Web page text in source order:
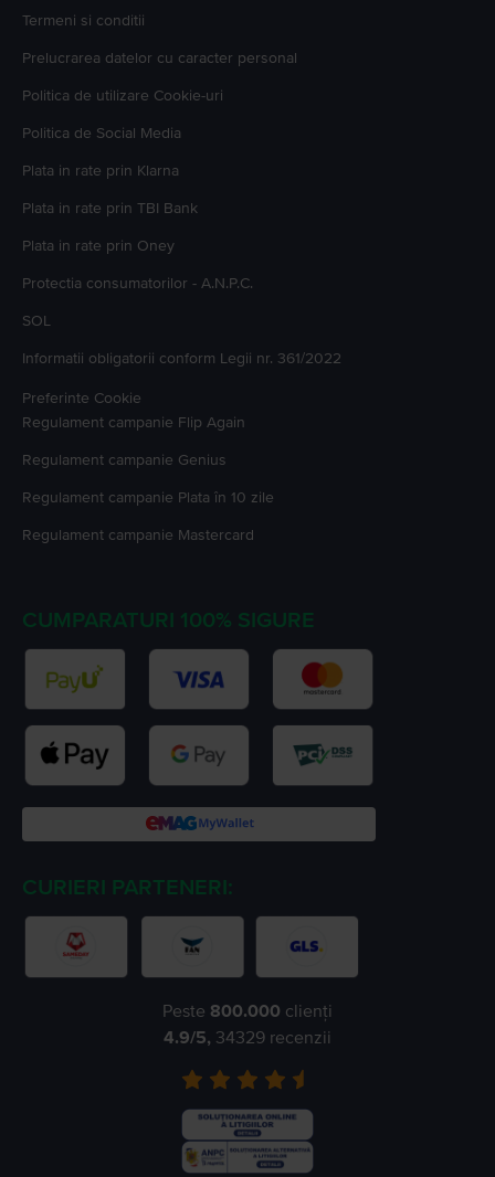
Termeni si conditii
Prelucrarea datelor cu caracter personal
Politica de utilizare Cookie-uri
Politica de Social Media
Plata in rate prin Klarna
Plata in rate prin TBI Bank
Plata in rate prin Oney
Protectia consumatorilor - A.N.P.C.
SOL
Informatii obligatorii conform Legii nr. 361/2022
Preferinte Cookie
Regulament campanie Flip Again
Regulament campanie Genius
Regulament campanie Plata în 10 zile
Regulament campanie Mastercard
CUMPARATURI 100% SIGURE
CURIERI PARTENERI:
Peste 800.000 clienți
4.9/5, 34329 recenzii